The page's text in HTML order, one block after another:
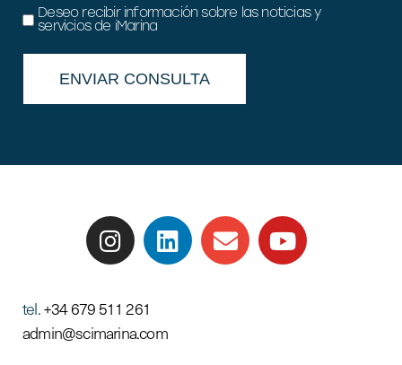
supresión.
Información adicional y detallada que precise sobre el
el enlace política de privacidad
Deseo recibir información sobre las noticias y
servicios de iMarina
tel.+34 679 511 261
admin@scimarina.com